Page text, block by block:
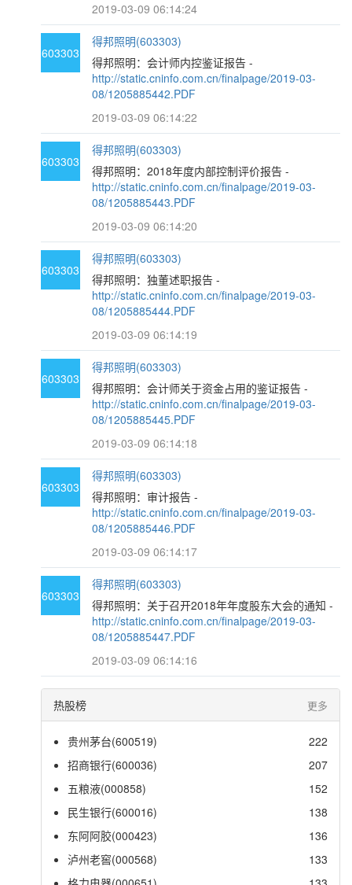
2019-03-09 06:14:24
603303
得邦照明(603303)
得邦照明：会计师内控鉴证报告 -
http://static.cninfo.com.cn/finalpage/2019-03-
08/1205885442.PDF
2019-03-09 06:14:22
603303
得邦照明(603303)
得邦照明：2018年度内部控制评价报告 -
http://static.cninfo.com.cn/finalpage/2019-03-
08/1205885443.PDF
2019-03-09 06:14:20
603303
得邦照明(603303)
得邦照明：独董述职报告 -
http://static.cninfo.com.cn/finalpage/2019-03-
08/1205885444.PDF
2019-03-09 06:14:19
603303
得邦照明(603303)
得邦照明：会计师关于资金占用的鉴证报告 -
http://static.cninfo.com.cn/finalpage/2019-03-
08/1205885445.PDF
2019-03-09 06:14:18
603303
得邦照明(603303)
得邦照明：审计报告 -
http://static.cninfo.com.cn/finalpage/2019-03-
08/1205885446.PDF
2019-03-09 06:14:17
603303
得邦照明(603303)
得邦照明：关于召开2018年年度股东大会的通知 -
http://static.cninfo.com.cn/finalpage/2019-03-
08/1205885447.PDF
2019-03-09 06:14:16
热股榜 更多
贵州茅台(600519)
222
招商银行(600036)
207
五粮液(000858)
152
民生银行(600016)
138
东阿阿胶(000423)
136
泸州老窖(000568)
133